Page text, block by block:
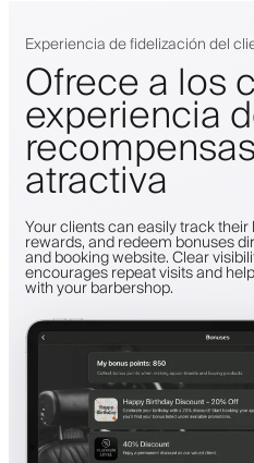
Experiencia de fidelización del
Ofrece a los
experiencia
atractiva
Your clients can easily track
rewards, and redeem bonuses
and booking website. Clear
encourages repeat visits and
with your barbershop.